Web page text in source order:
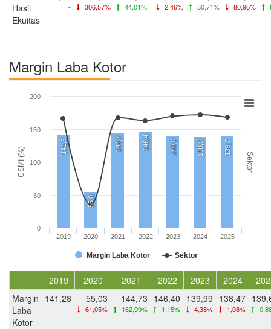
Hasil
Ekuitas
- 306,57% 44,01% 2,46% 50,71% 80,96%
Margin Laba Kotor
CSMI (%) Sektor
141,3
55,0
144,7 146,4 140,0 138,5 139,7
Margin Laba Kotor Sektor
2019 2020 2021 2022 2023 2024 2025
0
50
100
150
200
2019 2020 2021 2022 2023 2024
Margin
Laba
Kotor
141,28
-
55,03
61,05%
144,73
162,99%
146,40
1,15%
139,99
4,38%
138,47
1,08%